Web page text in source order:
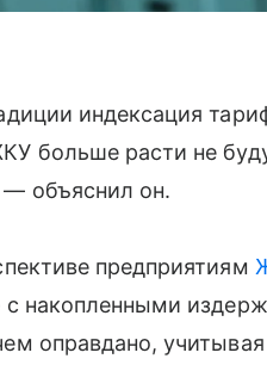
индексация
больше расти не
объяснил он.
предприятиям
с накопленными
оправдано,